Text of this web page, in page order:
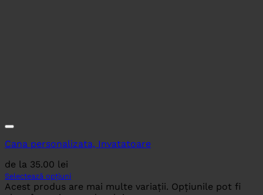
Cana personalizata, Invatatoare
de la 35.00 lei
Selectează opțiuni
Acest produs are mai multe variații. Opțiunile pot fi